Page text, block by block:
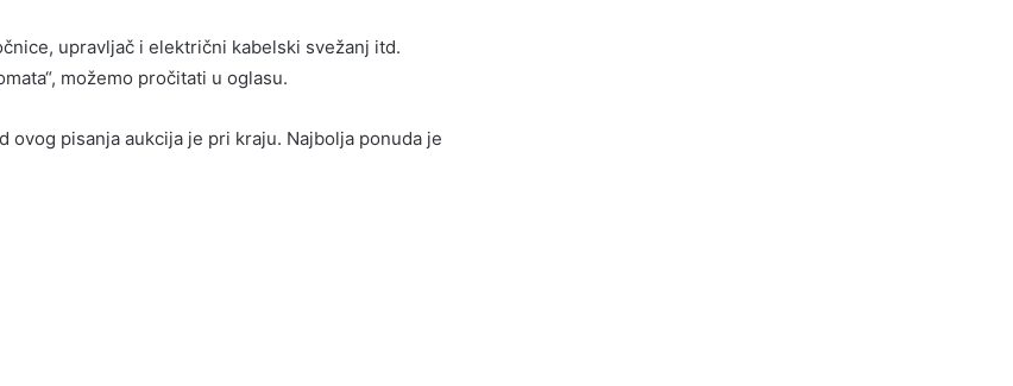
upravljač i električni kabelski svežanj itd.
možemo pročitati u oglasu.
ovog pisanja aukcija je pri kraju. Najbolja ponuda je